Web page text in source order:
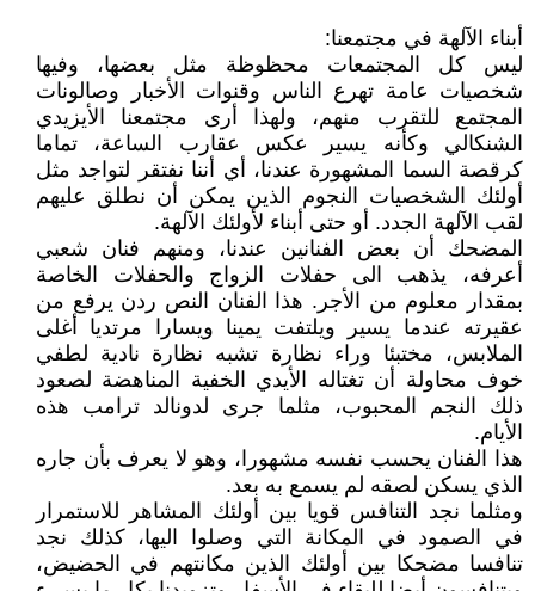
أبناء الآلهة في مجتمعنا:
ليس كل المجتمعات محظوظة مثل بعضها، وفيها
شخصيات عامة تهرع الناس وقنوات الأخبار وصالونات
المجتمع للتقرب منهم، ولهذا أرى مجتمعنا الأيزيدي
الشنكالي وكأنه يسير عكس عقارب الساعة، تماما
كرقصة السما المشهورة عندنا، أي أننا نفتقر لتواجد مثل
أولئك الشخصيات النجوم الذين يمكن أن نطلق عليهم
لقب الآلهة الجدد. أو حتى أبناء لأولئك الآلهة.
المضحك أن بعض الفنانين عندنا، ومنهم فنان شعبي
أعرفه، يذهب الى حفلات الزواج والحفلات الخاصة
بمقدار معلوم من الأجر. هذا الفنان النص ردن يرفع من
عقيرته عندما يسير ويلتفت يمينا ويسارا مرتديا أغلى
الملابس، مختبئا وراء نظارة تشبه نظارة نادية لطفي
خوف محاولة أن تغتاله الأيدي الخفية المناهضة لصعود
ذلك النجم المحبوب، مثلما جرى لدونالد ترامب هذه
الأيام.
هذا الفنان يحسب نفسه مشهورا، وهو لا يعرف بأن جاره
الذي يسكن لصقه لم يسمع به بعد.
ومثلما نجد التنافس قويا بين أولئك المشاهر للاستمرار
في الصمود في المكانة التي وصلوا اليها، كذلك نجد
تنافسا مضحكا بين أولئك الذين مكانتهم في الحضيض،